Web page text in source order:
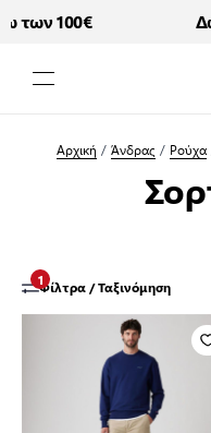
των 100€
Αρχική / Άνδρας / Ρούχα
Φίλτρα / Ταξινόμηση
1